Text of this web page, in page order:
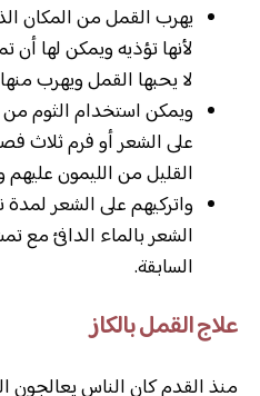
يهرب القمل من المكان
لأنها تؤذيه ويمكن لها أن
لا يحبها القمل ويهرب
ويمكن استخدام الثوم
على الشعر أو فرم ثلاث
القليل من الليمون
واتركيهم على الشعر
الشعر بالماء الدافئ مع
السابقة.
علاج القمل بالكاز
منذ القدم كان الناس يعالجون